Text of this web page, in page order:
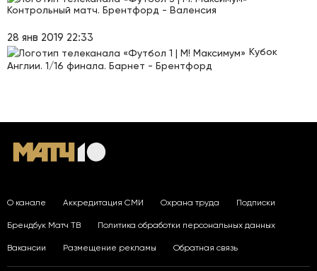
Контрольный матч. Брентфорд - Валенсия
28 янв 2019 22:33
Кубок
Англии. 1/16 финала. Барнет - Брентфорд
О канале Аккредитация СМИ Охрана труда Подписки
Брендбук Матч ТВ Политика обработки персональных данных
Вакансии Размещение рекламы Обратная связь